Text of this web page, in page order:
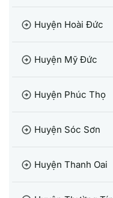
arrow_circle_right Huyện Hoài Đức
arrow_circle_right Huyện Mỹ Đức
arrow_circle_right Huyện Phúc Thọ
arrow_circle_right Huyện Sóc Sơn
arrow_circle_right Huyện Thanh Oai